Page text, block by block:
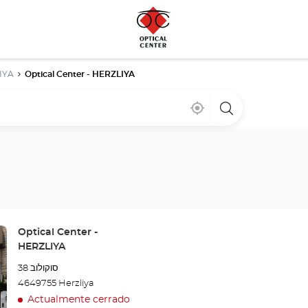
Optical Center - HERZLIYA
Cerca
,
una
Tienda:
Optical Center -
HERZLIYA
סוקולוב 38
4649755 Herzliya
Actualmente cerrado